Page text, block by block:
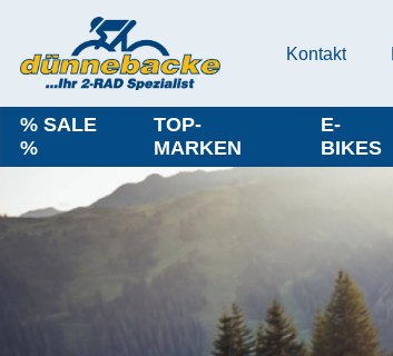
Kontakt
% SALE
%
TOP-
MARKEN
E-
BIKES